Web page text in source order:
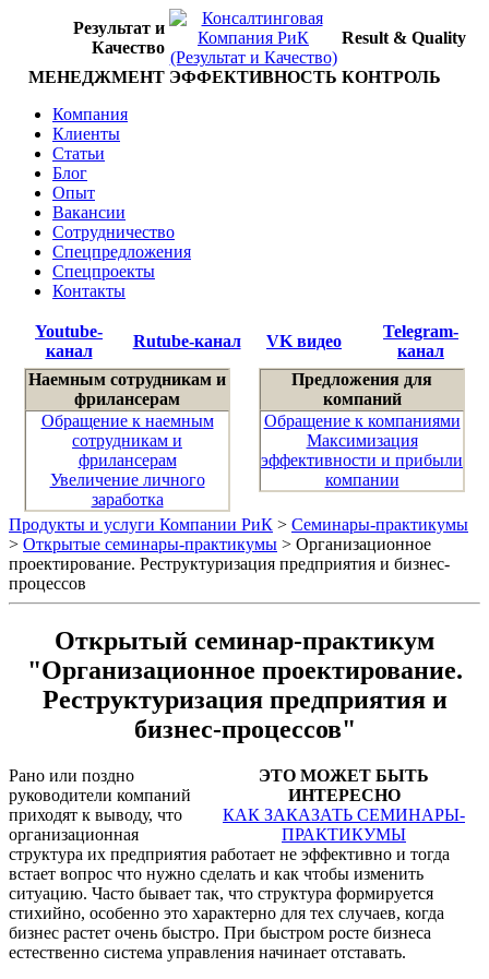
Результат и
Качество
Result & Quality
МЕНЕДЖМЕНТ ЭФФЕКТИВНОСТЬ КОНТРОЛЬ
Компания
Клиенты
Статьи
Блог
Опыт
Вакансии
Сотрудничество
Спецпредложения
Спецпроекты
Контакты
Youtube-
канал
Rutube-канал VK видео
Telegram-
канал
Наемным сотрудникам и
фрилансерам
Обращение к наемным
сотрудникам и
фрилансерам
Увеличение личного
заработка
Предложения для
компаний
Обращение к компаниями
Максимизация
эффективности и прибыли
компании
Продукты и услуги Компании РиК > Семинары-практикумы
> Открытые семинары-практикумы > Организационное
проектирование. Реструктуризация предприятия и бизнес-
процессов
Открытый семинар-практикум
"Организационное проектирование.
Реструктуризация предприятия и
бизнес-процессов"
ЭТО МОЖЕТ БЫТЬ
ИНТЕРЕСНО
КАК ЗАКАЗАТЬ СЕМИНАРЫ-
ПРАКТИКУМЫ
Рано или поздно
руководители компаний
приходят к выводу, что
организационная
структура их предприятия работает не эффективно и тогда
встает вопрос что нужно сделать и как чтобы изменить
ситуацию. Часто бывает так, что структура формируется
стихийно, особенно это характерно для тех случаев, когда
бизнес растет очень быстро. При быстром росте бизнеса
естественно система управления начинает отставать.